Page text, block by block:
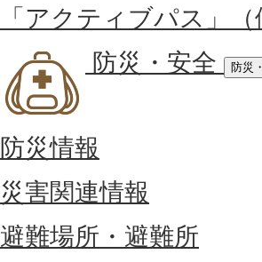
「アクティブパス」
防災・安全
防災
防災情報
災害関連情報
避難場所・避難所